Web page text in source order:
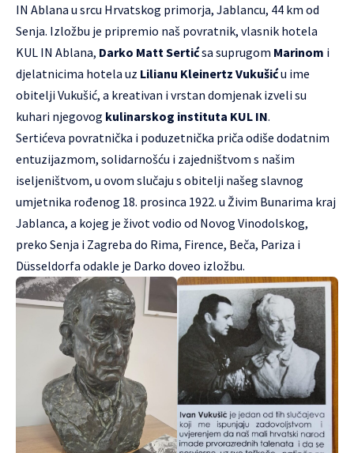
IN Ablana u srcu Hrvatskog primorja, Jablancu, 44 km od
Senja. Izložbu je pripremio naš povratnik, vlasnik hotela
KUL IN Ablana, Darko Matt Sertićsa suprugom Marinom i
djelatnicima hotela uz Lilianu Kleinertz Vukušiću ime
obitelji Vukušić, a kreativan i vrstan domjenak izveli su
kuhari njegovog kulinarskog instituta KUL IN.
Sertićeva povratnička i poduzetnička priča odiše dodatnim
entuzijazmom, solidarnošću i zajedništvom s našim
iseljeništvom, u ovom slučaju s obitelji našeg slavnog
umjetnika rođenog 18. prosinca 1922. u Živim Bunarima kraj
Jablanca, a kojeg je život vodio od Novog Vinodolskog,
preko Senja i Zagreba do Rima, Firence, Beča, Pariza i
Düsseldorfa odakle je Darko doveo izložbu.